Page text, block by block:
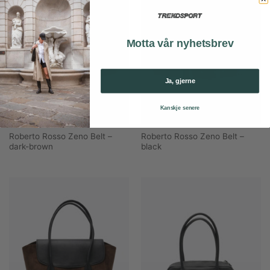
Roberto Rosso Zeno Belt –
dark-brown
Roberto Rosso Zeno Belt –
black
Motta vår nyhetsbrev
Ja, gjerne
Kanskje senere